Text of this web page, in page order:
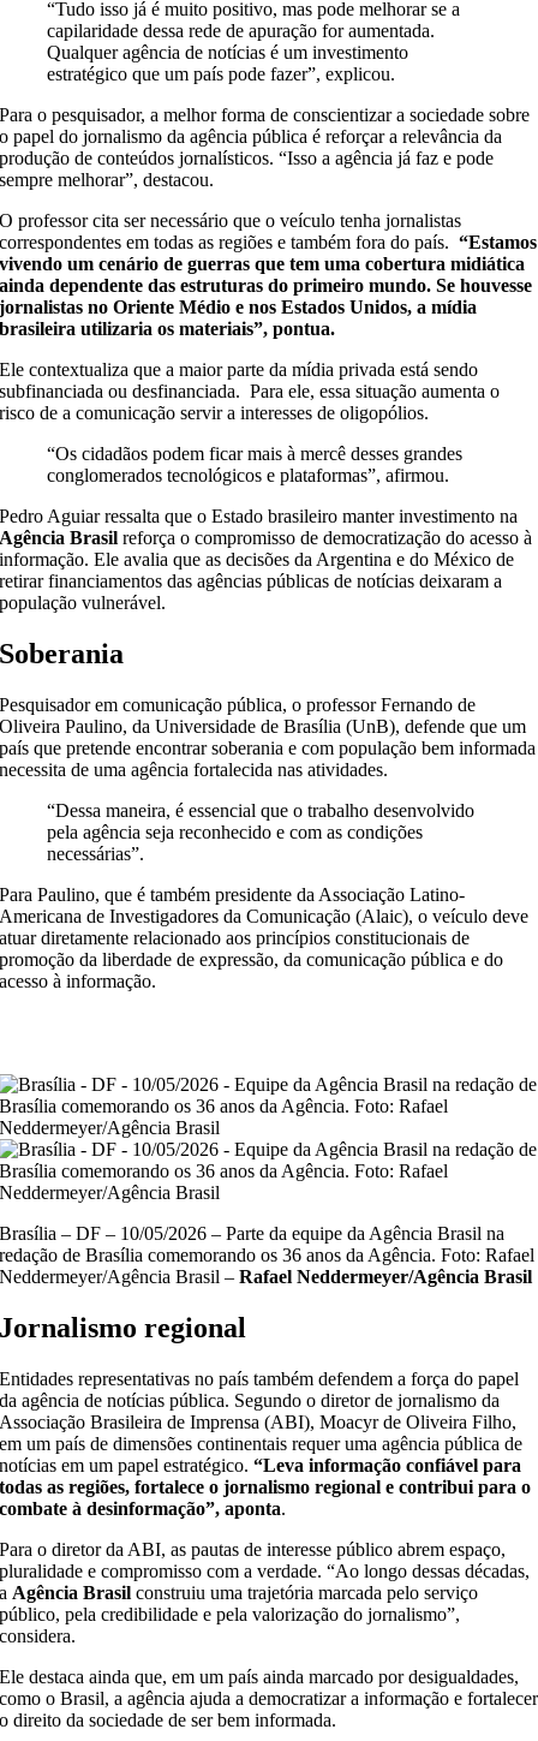
“Tudo isso já é muito positivo, mas pode melhorar se a
capilaridade dessa rede de apuração for aumentada.
Qualquer agência de notícias é um investimento
estratégico que um país pode fazer”, explicou.
Para o pesquisador, a melhor forma de conscientizar a sociedade sobre
o papel do jornalismo da agência pública é reforçar a relevância da
produção de conteúdos jornalísticos. “Isso a agência já faz e pode
sempre melhorar”, destacou.
O professor cita ser necessário que o veículo tenha jornalistas
correspondentes em todas as regiões e também fora do país.“Estamos
vivendo um cenário de guerras que tem uma cobertura midiática
ainda dependente das estruturas do primeiro mundo. Se houvesse
jornalistas no Oriente Médio e nos Estados Unidos, a mídia
brasileira utilizaria os materiais”, pontua.
Ele contextualiza que a maior parte da mídia privada está sendo
subfinanciada ou desfinanciada. Para ele, essa situação aumenta o
risco de a comunicação servir a interesses de oligopólios.
“Os cidadãos podem ficar mais à mercê desses grandes
conglomerados tecnológicos e plataformas”, afirmou.
Pedro Aguiar ressalta que o Estado brasileiro manter investimento na
Agência Brasil reforça o compromisso de democratização do acesso à
informação. Ele avalia que as decisões da Argentina e do México de
retirar financiamentos das agências públicas de notícias deixaram a
população vulnerável.
Soberania
Pesquisador em comunicação pública, o professor Fernando de
Oliveira Paulino, da Universidade de Brasília (UnB), defende que um
país que pretende encontrar soberania e com população bem informada
necessita de uma agência fortalecida nas atividades.
“Dessa maneira, é essencial que o trabalho desenvolvido
pela agência seja reconhecido e com as condições
necessárias”.
Para Paulino, que é também presidente da Associação Latino-
Americana de Investigadores da Comunicação (Alaic), o veículo deve
atuar diretamente relacionado aos princípios constitucionais de
promoção da liberdade de expressão, da comunicação pública e do
acesso à informação.
Brasília – DF – 10/05/2026 – Parte da equipe da Agência Brasil na
redação de Brasília comemorando os 36 anos da Agência. Foto: Rafael
Neddermeyer/Agência Brasil –Rafael Neddermeyer/Agência Brasil
Jornalismo regional
Entidades representativas no país também defendem a força do papel
da agência de notícias pública. Segundo o diretor de jornalismo da
Associação Brasileira de Imprensa (ABI), Moacyr de Oliveira Filho,
em um país de dimensões continentais requer uma agência pública de
notícias em um papel estratégico.“Leva informação confiável para
todas as regiões, fortalece o jornalismo regional e contribui para o
combate à desinformação”, aponta.
Para o diretor da ABI, as pautas de interesse público abrem espaço,
pluralidade e compromisso com a verdade. “Ao longo dessas décadas,
a Agência Brasilconstruiu uma trajetória marcada pelo serviço
público, pela credibilidade e pela valorização do jornalismo”,
considera.
Ele destaca ainda que, em um país ainda marcado por desigualdades,
como o Brasil, a agência ajuda a democratizar a informação e fortalecer
o direito da sociedade de ser bem informada.